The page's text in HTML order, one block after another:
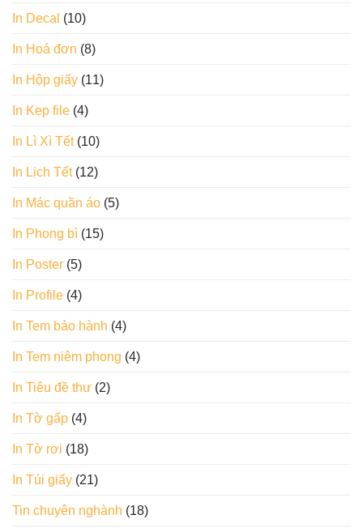
In Decal (10)
In Hoá đơn (8)
In Hộp giấy (11)
In Kẹp file (4)
In Lì Xì Tết(10)
In Lịch Tết(12)
In Mác quần áo (5)
In Phong bì (15)
In Poster (5)
In Profile (4)
In Tem bảo hành (4)
In Tem niêm phong (4)
In Tiêu đề thư (2)
In Tờ gấp (4)
In Tờ rơi (18)
In Túi giấy (21)
Tin chuyên nghành (18)